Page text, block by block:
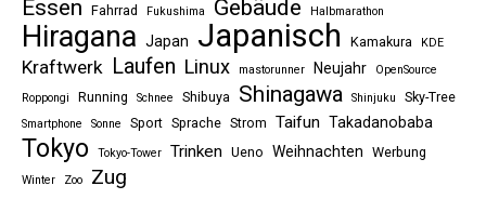
Essen Fahrrad Fukushima Gebäude Halbmarathon
Hiragana Japan Japanisch Kamakura KDE
Kraftwerk Laufen Linux mastorunner Neujahr
OpenSource
Roppongi
Running Schnee Shibuya Shinagawa Shinjuku Sky-Tree
Smartphone Sonne Sport Sprache Strom Taifun Takadanobaba
Tokyo Tokyo-Tower Trinken Ueno Weihnachten Werbung
Winter Zoo Zug